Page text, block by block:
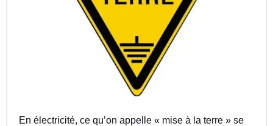
En électricité, ce qu’on appelle « mise à la terre » se